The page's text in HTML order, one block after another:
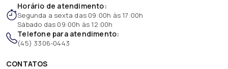
Horário de atendimento:
Segunda a sexta das 09:00h às 17:00h
Sábado das 09:00h às 12:00h
Telefone para atendimento:
(45) 3306-0443
CONTATOS